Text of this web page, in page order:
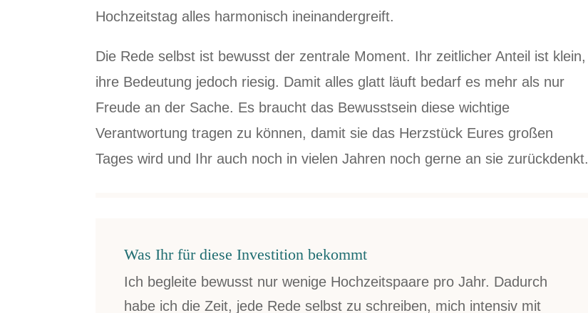
Hochzeitstag alles harmonisch ineinandergreift.
Die Rede selbst ist bewusst der zentrale Moment. Ihr zeitlicher Anteil ist klein,
ihre Bedeutung jedoch riesig. Damit alles glatt läuft bedarf es mehr als nur
Freude an der Sache. Es braucht das Bewusstsein diese wichtige
Verantwortung tragen zu können, damit sie das Herzstück Eures großen
Tages wird und Ihr auch noch in vielen Jahren noch gerne an sie zurückdenkt.
Was Ihr für diese Investition bekommt
Ich begleite bewusst nur wenige Hochzeitspaare pro Jahr. Dadurch
habe ich die Zeit, jede Rede selbst zu schreiben, mich intensiv mit